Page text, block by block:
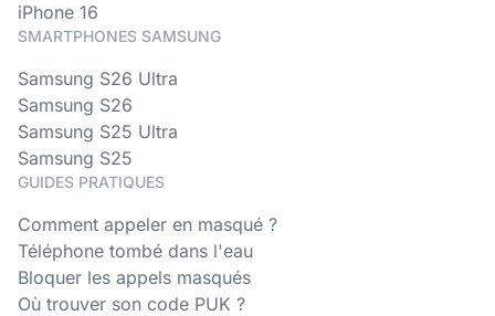
iPhone 16
SMARTPHONES SAMSUNG
Samsung S26 Ultra
Samsung S26
Samsung S25 Ultra
Samsung S25
GUIDES PRATIQUES
Comment appeler en masqué ?
Téléphone tombé dans l'eau
Bloquer les appels masqués
Où trouver son code PUK ?